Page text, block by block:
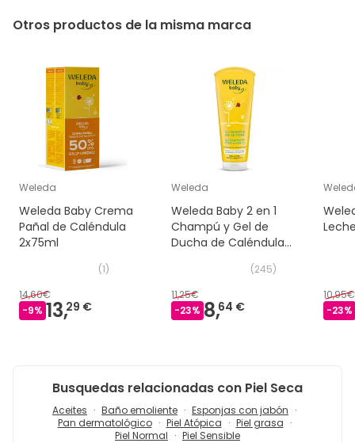
Otros productos de la misma marca
Weleda
Weleda Baby Crema
Pañal de Caléndula
2x75ml
(1)
14,60€
-9% 13,29 €
Weleda
Weleda Baby 2 en 1
Champú y Gel de
Ducha de Caléndula
(245)
11,25€
-23% 8,64 €
10,95€
-23%
Busquedas relacionadas con Piel Seca
Aceites Baño emoliente
Esponjas con jabón
Pan dermatológico
Piel Atópica
Piel grasa
Piel Normal
Piel Sensible